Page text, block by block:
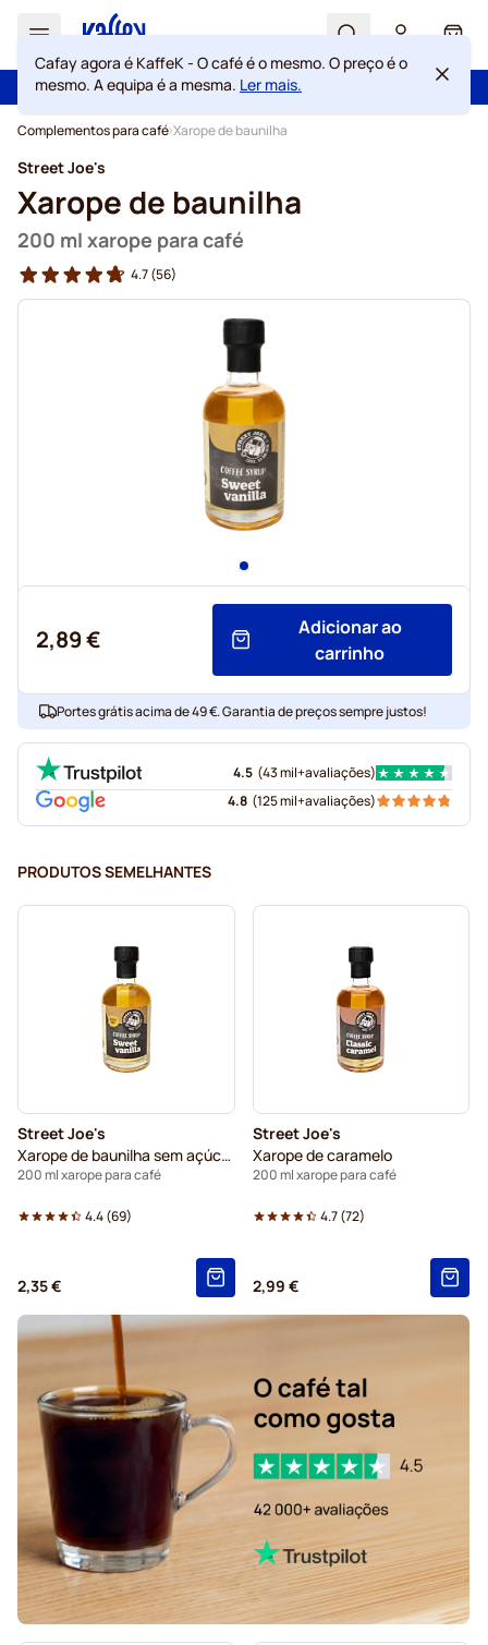
Ir para o Conteúdo
Search Cart
Portes grátis acima de 49 €
100 dias de direito de rescisão
Cafay agora é KaffeK - O café é o mesmo. O preço é o
mesmo. A equipa é a mesma. Ler mais.
Complementos para café Xarope de baunilha
Street Joe's
Xarope de baunilha
200 ml xarope para café
4.7(56)
2,89 €
Adicionar ao
carrinho
Portes grátis acima de 49 €. Garantia de preços sempre justos!
4.5 (43 mil+avaliações)
4.8 (125 mil+avaliações)
PRODUTOS SEMELHANTES
Street Joe's
Xarope de baunilha sem açúcar
200 ml xarope para café
4.4(69)
2,35 €
Street Joe's
Xarope de caramelo
200 ml xarope para café
4.7(72)
2,99 €